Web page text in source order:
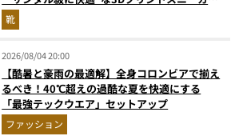
『コレ買いです』Vol.173
靴
2026/08/04 20:00
【酷暑と豪雨の最適解】全身コロンビアで揃え
るべき！40℃超えの過酷な夏を快適にする
「最強テックウエア」セットアップ
ファッション